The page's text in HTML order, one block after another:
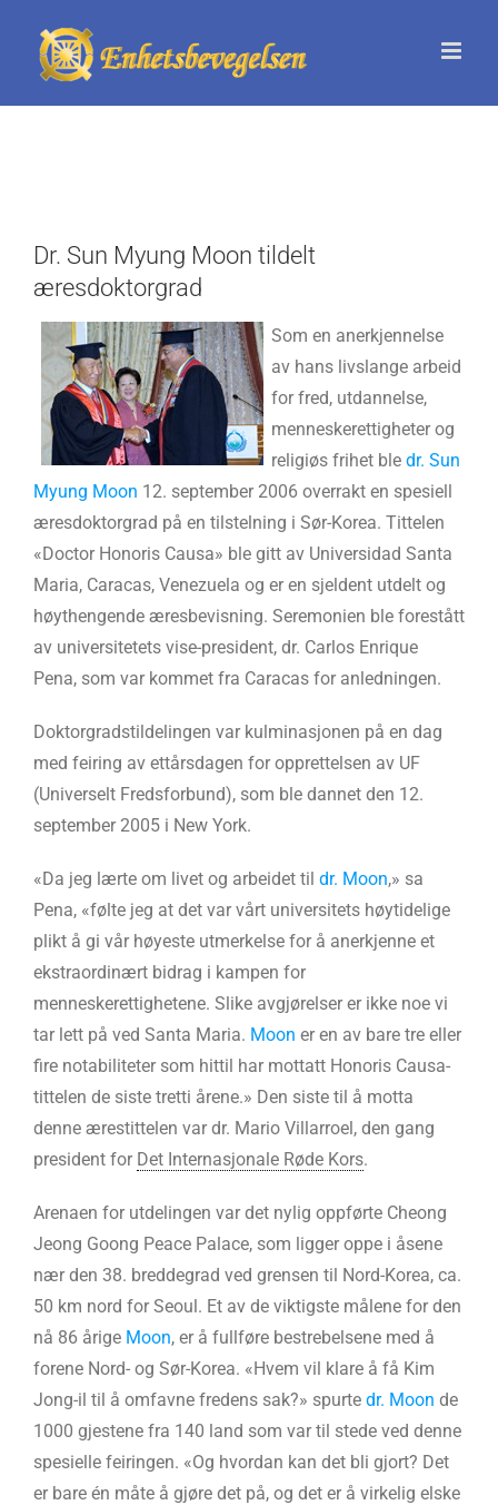
content
Dr. Sun Myung Moon tildelt
æresdoktorgrad
Som en anerkjennelse
av hans livslange arbeid
for fred, utdannelse,
menneskerettigheter og
religiøs frihet ble dr. Sun
Myung Moon 12. september 2006 overrakt en spesiell
æresdoktorgrad på en tilstelning i Sør-Korea. Tittelen
«Doctor Honoris Causa» ble gitt av Universidad Santa
Maria, Caracas, Venezuela og er en sjeldent utdelt og
høythengende æresbevisning. Seremonien ble forestått
av universitetets vise-president, dr. Carlos Enrique
Pena, som var kommet fra Caracas for anledningen.
Doktorgradstildelingen var kulminasjonen på en dag
med feiring av ettårsdagen for opprettelsen av UF
(Universelt Fredsforbund), som ble dannet den 12.
september 2005 i New York.
«Da jeg lærte om livet og arbeidet til dr. Moon,» sa
Pena, «følte jeg at det var vårt universitets høytidelige
plikt å gi vår høyeste utmerkelse for å anerkjenne et
ekstraordinært bidrag i kampen for
menneskerettighetene. Slike avgjørelser er ikke noe vi
tar lett på ved Santa Maria. Moon er en av bare tre eller
fire notabiliteter som hittil har mottatt Honoris Causa-
tittelen de siste tretti årene.» Den siste til å motta
denne ærestittelen var dr. Mario Villarroel, den gang
president for Det Internasjonale Røde Kors.
Arenaen for utdelingen var det nylig oppførte Cheong
Jeong Goong Peace Palace, som ligger oppe i åsene
nær den 38. breddegrad ved grensen til Nord-Korea, ca.
50 km nord for Seoul. Et av de viktigste målene for den
nå 86 årige Moon, er å fullføre bestrebelsene med å
forene Nord- og Sør-Korea. «Hvem vil klare å få Kim
Jong-il til å omfavne fredens sak?» spurte dr. Moon de
1000 gjestene fra 140 land som var til stede ved denne
spesielle feiringen. «Og hvordan kan det bli gjort? Det
er bare én måte å gjøre det på, og det er å virkelig elske